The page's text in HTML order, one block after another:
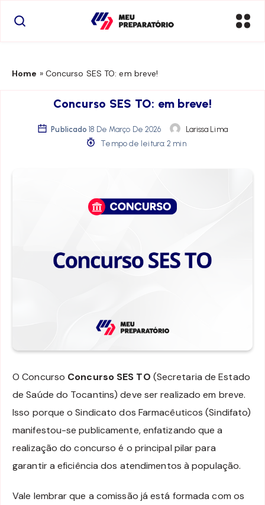
Home » Concurso SES TO: em breve!
Concurso SES TO: em breve!
Publicado 18 De Março De 2026
Larissa Lima
Tempo de leitura: 2 min
O Concurso Concurso SES TO (Secretaria de Estado
de Saúde do Tocantins) deve ser realizado em breve.
Isso porque o Sindicato dos Farmacêuticos (Sindifato)
manifestou-se publicamente, enfatizando que a
realização do concurso é o principal pilar para
garantir a eficiência dos atendimentos à população.
Vale lembrar que a comissão já está formada com os